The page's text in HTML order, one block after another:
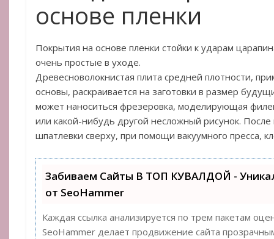
основе пленки
Покрытия на основе пленки стойки к ударам
очень простые в уходе.
Древесноволокнистая плита средней плотности,
основы, раскраивается на заготовки в размер
может наноситься фрезеровка, моделирующая
или какой-нибудь другой несложный рисунок.
шпатлевки сверху, при помощи вакуумного пресса,
Забиваем Сайты В ТОП КУВАЛДОЙ -
от SeoHammer
Каждая ссылка анализируется по трем пакетам
SeoHammer делает продвижение сайта